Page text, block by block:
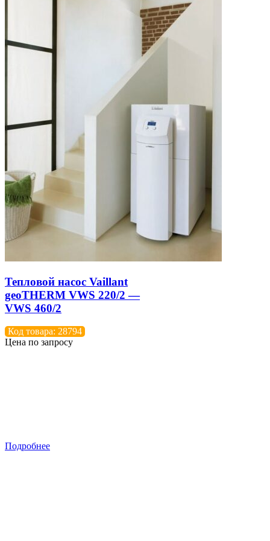
Тепловой насос Vaillant
geoTHERM VWS 220/2 —
VWS 460/2
Код товара: 28794
Цена по запросу
Подробнее